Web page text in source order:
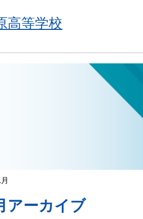
高等学校
アーカイブ